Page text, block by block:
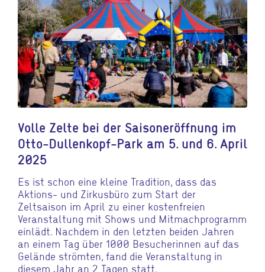
Volle Zelte bei der Saisoneröffnung im
Otto-Dullenkopf-Park am 5. und 6. April
2025
Es ist schon eine kleine Tradition, dass das
Aktions- und Zirkusbüro zum Start der
Zeltsaison im April zu einer kostenfreien
Veranstaltung mit Shows und Mitmachprogramm
einlädt. Nachdem in den letzten beiden Jahren
an einem Tag über 1000 Besucherinnen auf das
Gelände strömten, fand die Veranstaltung in
diesem Jahr an 2 Tagen statt.